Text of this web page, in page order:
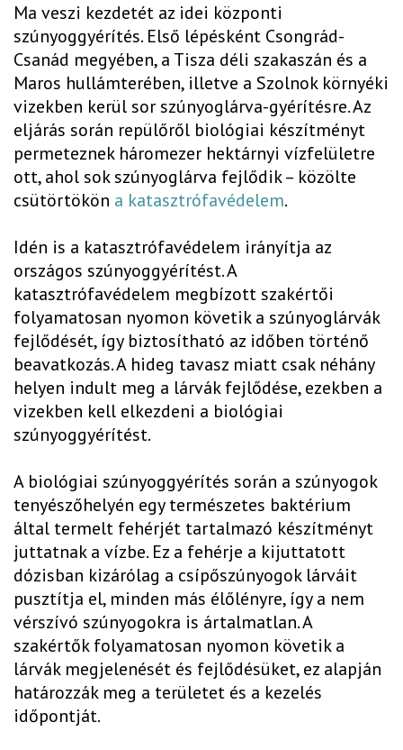
Ma veszi kezdetét az idei központi
szúnyoggyérítés. Első lépésként Csongrád-
Csanád megyében, a Tisza déli szakaszán és a
Maros hullámterében, illetve a Szolnok környéki
vizekben kerül sor szúnyoglárva-gyérítésre. Az
eljárás során repülőről biológiai készítményt
permeteznek háromezer hektárnyi vízfelületre
ott, ahol sok szúnyoglárva fejlődik – közölte
csütörtökön a katasztrófavédelem.
Idén is a katasztrófavédelem irányítja az
országos szúnyoggyérítést. A
katasztrófavédelem megbízott szakértői
folyamatosan nyomon követik a szúnyoglárvák
fejlődését, így biztosítható az időben történő
beavatkozás. A hideg tavasz miatt csak néhány
helyen indult meg a lárvák fejlődése, ezekben a
vizekben kell elkezdeni a biológiai
szúnyoggyérítést.
A biológiai szúnyoggyérítés során a szúnyogok
tenyészőhelyén egy természetes baktérium
által termelt fehérjét tartalmazó készítményt
juttatnak a vízbe. Ez a fehérje a kijuttatott
dózisban kizárólag a csípőszúnyogok lárváit
pusztítja el, minden más élőlényre, így a nem
vérszívó szúnyogokra is ártalmatlan. A
szakértők folyamatosan nyomon követik a
lárvák megjelenését és fejlődésüket, ez alapján
határozzák meg a területet és a kezelés
időpontját.